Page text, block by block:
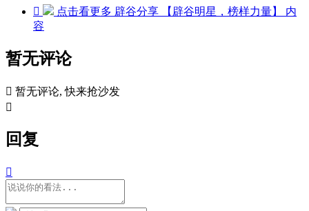
 点击看更多 辟谷分享 【辟谷明星，榜样力量】
内
容
暂无评论
 暂无评论, 快来抢沙发

回复
